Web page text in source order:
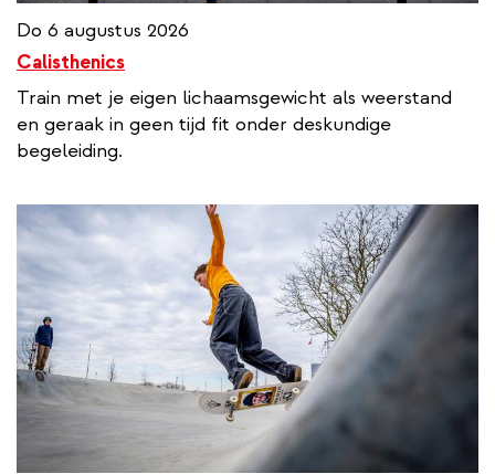
Do 6 augustus 2026
Calisthenics
Train met je eigen lichaamsgewicht als weerstand
en geraak in geen tijd fit onder deskundige
begeleiding.